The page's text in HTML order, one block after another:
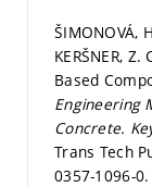
ŠIMONOVÁ,
KERŠNER,
Based
Engineering
Concrete.
Trans Tech
0357-1096-